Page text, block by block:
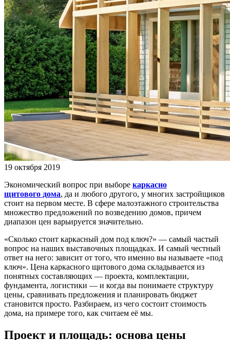
19 октября 2019
Экономический вопрос при выборе каркасно
щитового дома, да и любого другого, у многих застройщиков
стоит на первом месте. В сфере малоэтажного строительства
множество предложений по возведению домов, причем
диапазон цен варьируется значительно.
«Сколько стоит каркасный дом под ключ?» — самый частый
вопрос на наших выставочных площадках. И самый честный
ответ на него: зависит от того, что именно вы называете «под
ключ». Цена каркасного щитового дома складывается из
понятных составляющих — проекта, комплектации,
фундамента, логистики — и когда вы понимаете структуру
цены, сравнивать предложения и планировать бюджет
становится просто. Разбираем, из чего состоит стоимость
дома, на примере того, как считаем её мы.
Проект и площадь: основа цены